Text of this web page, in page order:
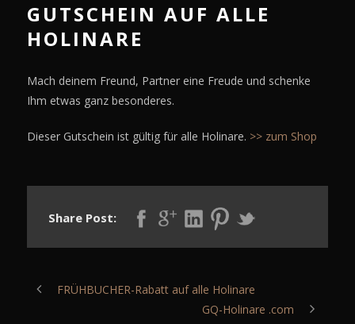
GUTSCHEIN AUF ALLE
HOLINARE
Mach deinem Freund, Partner eine Freude und schenke
Ihm etwas ganz besonderes.
Dieser Gutschein ist gültig für alle Holinare. >> zum Shop
Share Post:
FRÜHBUCHER-Rabatt auf alle Holinare
GQ-Holinare .com